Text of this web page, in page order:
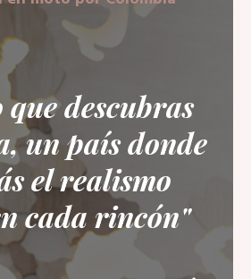
descubras
un país donde
el realismo
cada rincón"